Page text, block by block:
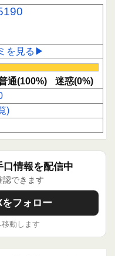
を見る▶
通(100%)
迷惑(0%)
)
情報を配信中
認できます
フォロー
動します